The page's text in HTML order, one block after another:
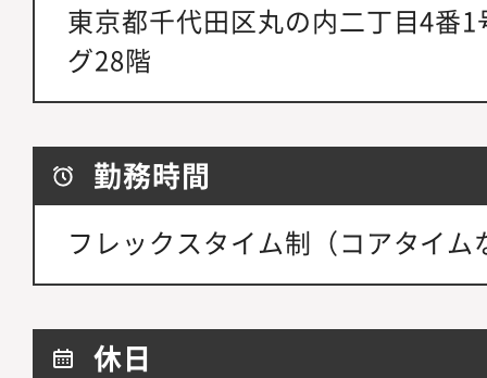
東京都千代田区丸の内二丁目4番
グ28階
勤務時間
フレックスタイム制（コアタイム
休日